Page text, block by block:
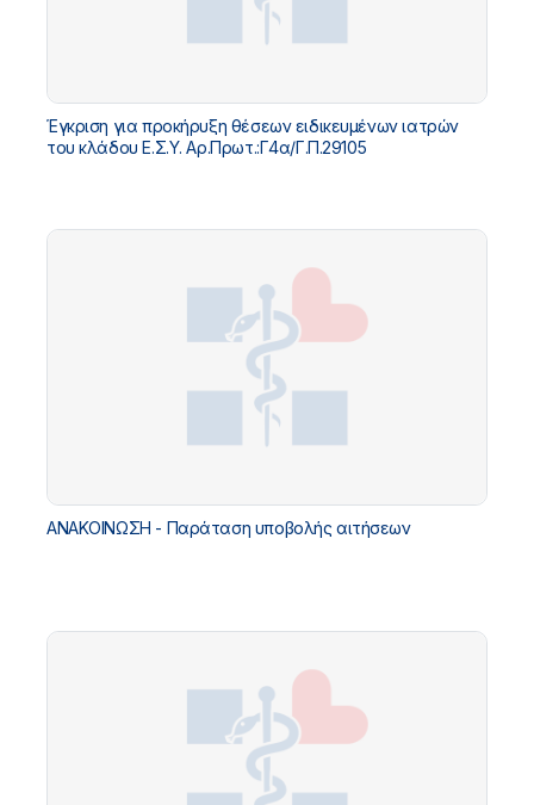
Έγκριση για προκήρυξη θέσεων ειδικευμένων ιατρών
του κλάδου Ε.Σ.Υ. Αρ.Πρωτ.:Γ4α/Γ.Π.29105
ΑΝΑΚΟΙΝΩΣΗ - Παράταση υποβολής αιτήσεων